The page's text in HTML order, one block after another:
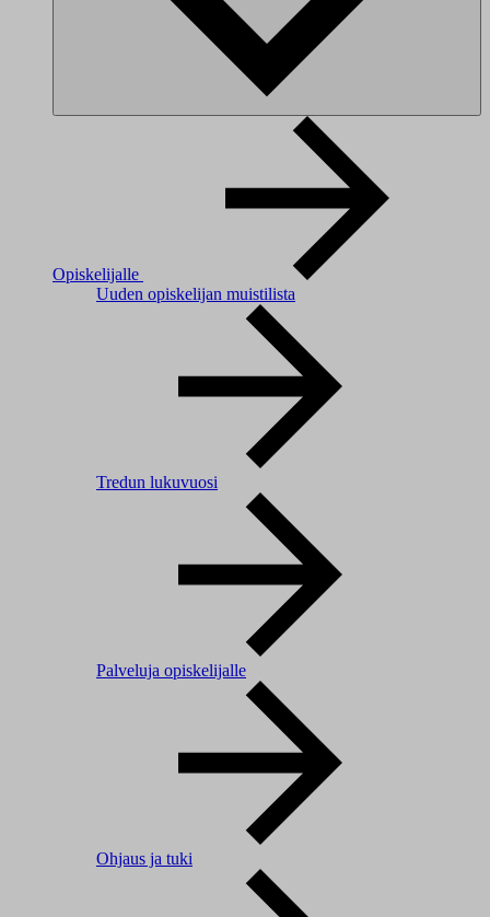
Opiskelijalle
Uuden opiskelijan muistilista
Tredun lukuvuosi
Palveluja opiskelijalle
Ohjaus ja tuki